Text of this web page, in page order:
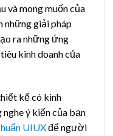
và mong muốn của
những giải pháp
ra những ứng
kinh doanh của
kế có kinh
nghe ý kiến của bạn
UIUXđể người